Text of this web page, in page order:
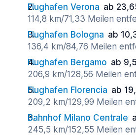
Flughafen Verona ab
114,8 km/71,33 Meilen
Flughafen Bologna ab
136,4 km/84,76 Meilen
Flughafen Bergamo ab
206,9 km/128,56 Meilen
Flughafen Florencia ab
209,2 km/129,99 Meilen
Bahnhof Milano Centrale
245,5 km/152,55 Meilen